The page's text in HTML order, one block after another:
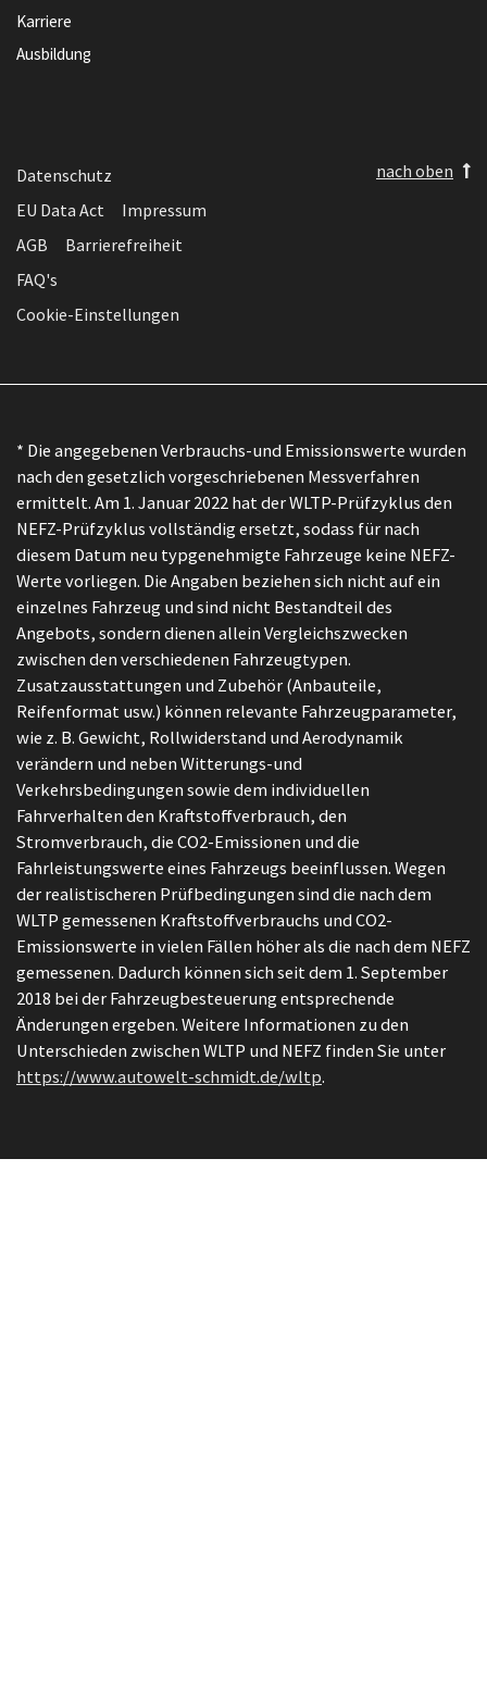
Karriere
Ausbildung
Datenschutz
EU Data Act
Impressum
AGB
Barrierefreiheit
FAQ's
Cookie-Einstellungen
nach oben
* Die angegebenen Verbrauchs-und Emissionswerte wurden
nach den gesetzlich vorgeschriebenen Messverfahren
ermittelt. Am 1. Januar 2022 hat der WLTP-Prüfzyklus den
NEFZ-Prüfzyklus vollständig ersetzt, sodass für nach
diesem Datum neu typgenehmigte Fahrzeuge keine NEFZ-
Werte vorliegen. Die Angaben beziehen sich nicht auf ein
einzelnes Fahrzeug und sind nicht Bestandteil des
Angebots, sondern dienen allein Vergleichszwecken
zwischen den verschiedenen Fahrzeugtypen.
Zusatzausstattungen und Zubehör (Anbauteile,
Reifenformat usw.) können relevante Fahrzeugparameter,
wie z. B. Gewicht, Rollwiderstand und Aerodynamik
verändern und neben Witterungs-und
Verkehrsbedingungen sowie dem individuellen
Fahrverhalten den Kraftstoffverbrauch, den
Stromverbrauch, die CO2-Emissionen und die
Fahrleistungswerte eines Fahrzeugs beeinflussen. Wegen
der realistischeren Prüfbedingungen sind die nach dem
WLTP gemessenen Kraftstoffverbrauchs und CO2-
Emissionswerte in vielen Fällen höher als die nach dem NEFZ
gemessenen. Dadurch können sich seit dem 1. September
2018 bei der Fahrzeugbesteuerung entsprechende
Änderungen ergeben. Weitere Informationen zu den
Unterschieden zwischen WLTP und NEFZ finden Sie unter
https://www.autowelt-schmidt.de/wltp.